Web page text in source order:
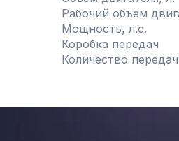
Мощность, л.с.
Коробка передач
Количество передач